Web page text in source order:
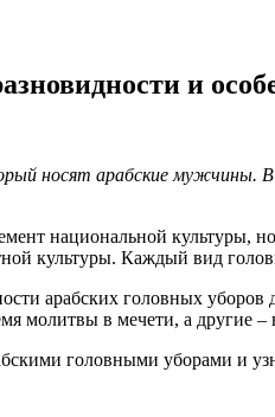
и
носят арабские мужчины.
национальной культуры,
культуры. Каждый вид
арабских головных
молитвы в мечети, а другие
головными уборами и